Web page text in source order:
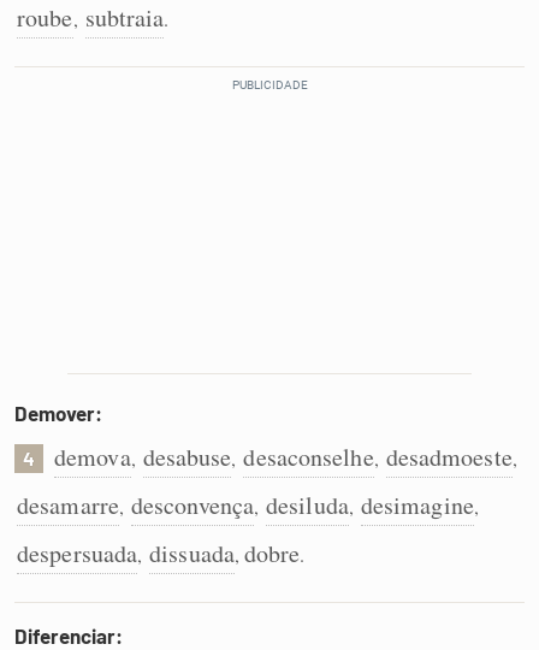
roube, subtraia.
Demover:
4 demova, desabuse, desaconselhe, desadmoeste,
desamarre, desconvença, desiluda, desimagine,
despersuada, dissuada, dobre.
Diferenciar: